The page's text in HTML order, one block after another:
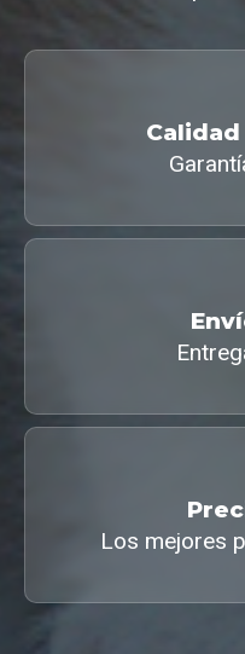
Los mejores